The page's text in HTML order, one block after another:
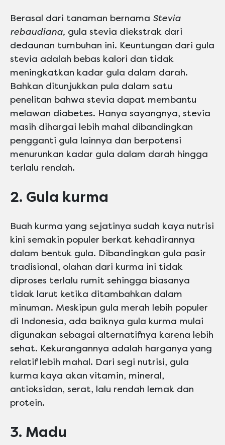
Berasal dari tanaman bernama Stevia
rebaudiana, gula stevia diekstrak dari
dedaunan tumbuhan ini. Keuntungan dari gula
stevia adalah bebas kalori dan tidak
meningkatkan kadar gula dalam darah.
Bahkan ditunjukkan pula dalam satu
penelitan bahwa stevia dapat membantu
melawan diabetes. Hanya sayangnya, stevia
masih dihargai lebih mahal dibandingkan
pengganti gula lainnya dan berpotensi
menurunkan kadar gula dalam darah hingga
terlalu rendah.
2. Gula kurma
Buah kurma yang sejatinya sudah kaya nutrisi
kini semakin populer berkat kehadirannya
dalam bentuk gula. Dibandingkan gula pasir
tradisional, olahan dari kurma ini tidak
diproses terlalu rumit sehingga biasanya
tidak larut ketika ditambahkan dalam
minuman. Meskipun gula merah lebih populer
di Indonesia, ada baiknya gula kurma mulai
digunakan sebagai alternatifnya karena lebih
sehat. Kekurangannya adalah harganya yang
relatif lebih mahal. Dari segi nutrisi, gula
kurma kaya akan vitamin, mineral,
antioksidan, serat, lalu rendah lemak dan
protein.
3. Madu